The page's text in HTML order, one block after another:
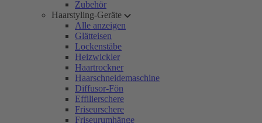
Zubehör
Haarstyling-Geräte
Alle anzeigen
Glätteisen
Lockenstäbe
Heizwickler
Haartrockner
Haarschneidemaschine
Diffusor-Fön
Effilierschere
Friseurschere
Friseurumhänge